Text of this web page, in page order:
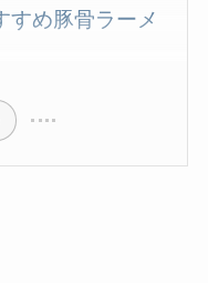
すめ豚骨ラーメ